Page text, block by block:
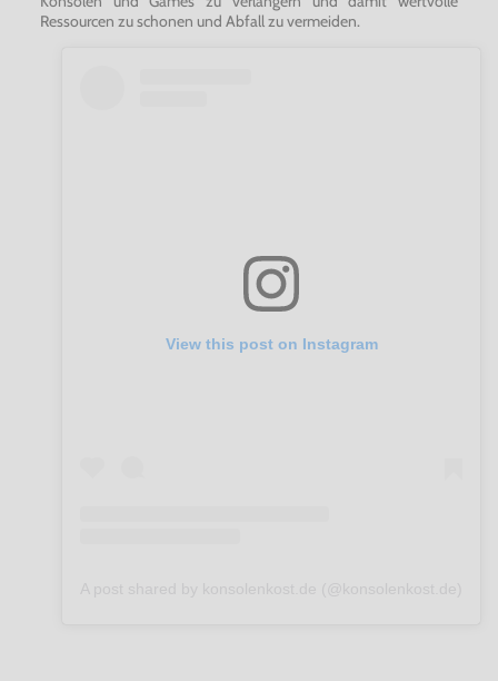
Ressourcen zu schonen und Abfall zu vermeiden.
View this post on Instagram